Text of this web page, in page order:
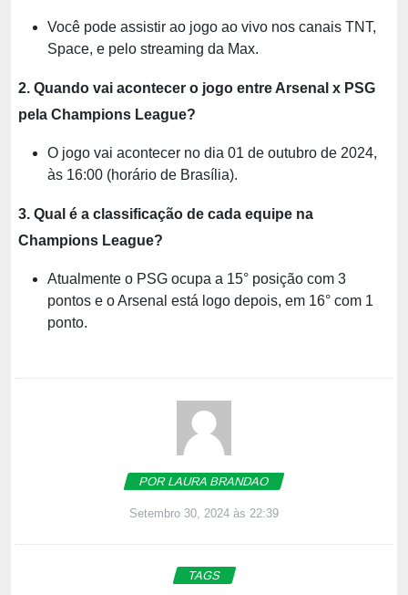
Você pode assistir ao jogo ao vivo nos canais TNT,
Space, e pelo streaming da Max.
2. Quando vai acontecer o jogo entre Arsenal x PSG
pela Champions League?
O jogo vai acontecer no dia 01 de outubro de 2024,
às 16:00 (horário de Brasília).
3. Qual é a classificação de cada equipe na
Champions League?
Atualmente o PSG ocupa a 15° posição com 3
pontos e o Arsenal está logo depois, em 16° com 1
ponto.
POR LAURA BRANDAO
Setembro 30, 2024 às 22:39
TAGS